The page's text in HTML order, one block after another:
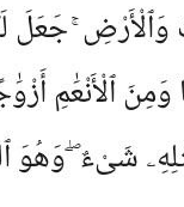
وَٱلْأَرْضِ ۚ جَعَلَ
ٱلْأَنْعَٰمِ
شَىْءٌ ۖ وَهُوَ